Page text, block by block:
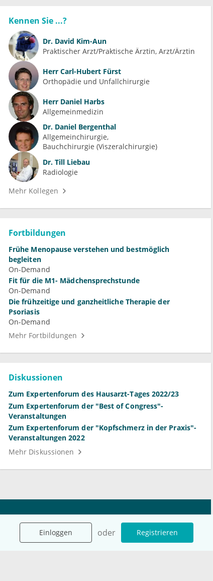
Einloggen oder Registrieren
Kennen Sie ...?
Dr. David Kim-Aun
Praktischer Arzt/Praktische Ärztin, Arzt/Ärztin
Herr Carl-Hubert Fürst
Orthopädie und Unfallchirurgie
Herr Daniel Harbs
Allgemeinmedizin
Dr. Daniel Bergenthal
Allgemeinchirurgie
Bauchchirurgie (Viszeralchirurgie)
Dr. Till Liebau
Radiologie
Mehr Kollegen
Fortbildungen
Frühe Menopause verstehen und bestmöglich
begleiten
On-Demand
Fit für die M1- Mädchensprechstunde
On-Demand
Die frühzeitige und ganzheitliche Therapie der
Psoriasis
On-Demand
Mehr Fortbildungen
Diskussionen
Zum Expertenforum des Hausarzt-Tages 2022/23
Zum Expertenforum der "Best of Congress"-
Veranstaltungen
Zum Expertenforum der "Kopfschmerz in der Praxis"-
Veranstaltungen 2022
Mehr Diskussionen
Das sind wir
Für Unternehmen
Ihre Fragen
Hilfe